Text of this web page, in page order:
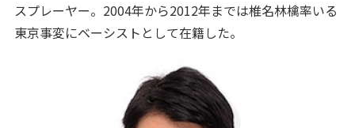
スプレーヤー。2004年から2012年までは椎名林檎率いる
東京事変にベーシストとして在籍した。